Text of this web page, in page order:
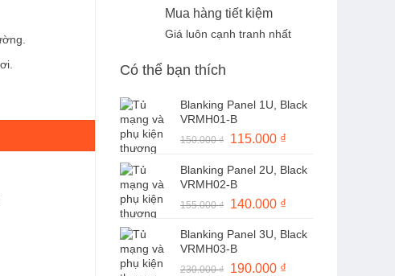
Mua hàng tiết kiệm
Giá luôn cạnh tranh nhất
Có thể bạn thích
Blanking Panel 1U, Black
VRMH01-B
150.000₫
Giá
là:
150.000 ₫.
115.000 ₫
tại
Blanking Panel 2U, Black
VRMH02-B
155.000₫
Giá
là:
155.000 ₫.
140.000 ₫
tại
Blanking Panel 3U, Black
VRMH03-B
230.000₫
Giá
190.000 ₫
5 cổng Gigabit số lượng